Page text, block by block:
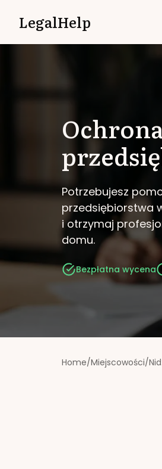
LegalHelp
Potrzebujesz
przedsiębiorstwa
i otrzymaj
domu.
Bezpłatna wycena
Home/Miejscowości/